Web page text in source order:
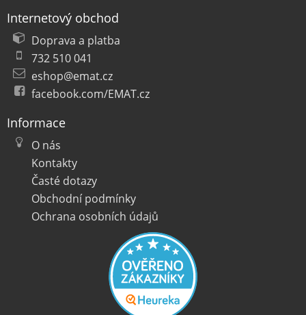
Internetový obchod
Doprava a platba
732 510 041
eshop@emat.cz
facebook.com/EMAT.cz
Informace
O nás
Kontakty
Časté dotazy
Obchodní podmínky
Ochrana osobních údajů